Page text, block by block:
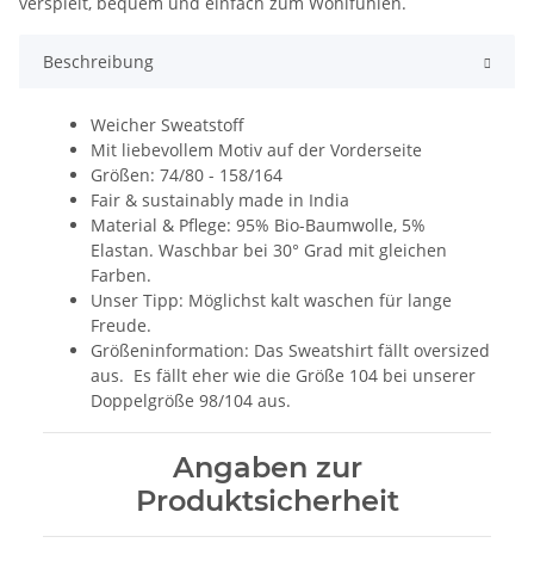
Beschreibung
Weicher Sweatstoff
Mit liebevollem Motiv auf der Vorderseite
Größen: 74/80 - 158/164
Fair & sustainably made in India
Material & Pflege: 95% Bio-Baumwolle, 5%
Elastan. Waschbar bei 30° Grad mit gleichen
Farben.
Unser Tipp: Möglichst kalt waschen für lange
Freude.
Größeninformation: Das Sweatshirt fällt oversized
aus. Es fällt eher wie die Größe 104 bei unserer
Doppelgröße 98/104 aus.
Angaben zur
Produktsicherheit